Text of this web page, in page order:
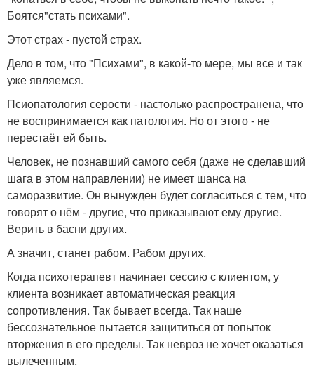
Боятся"стать психами".
Этот страх - пустой страх.
Дело в том, что "Психами", в какой-то мере, мы все и так
уже являемся.
Псиопатология серости - настолько распространена, что
не воспринимается как патология. Но от этого - не
перестаёт ей быть.
Человек, не познавший самого себя (даже не сделавший
шага в этом направлении) не имеет шанса на
саморазвитие. Он вынужден будет согласиться с тем, что
говорят о нём - другие, что приказывают ему другие.
Верить в басни других.
А значит, станет рабом. Рабом других.
Когда психотерапевт начинает сессию с клиентом, у
клиента возникает автоматическая реакция
сопротивления. Так бывает всегда. Так наше
бессознательное пытается защититься от попыток
вторжения в его пределы. Так невроз не хочет оказаться
вылеченным.